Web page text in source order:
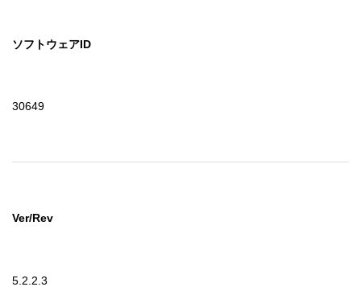
ソフトウェアID
30649
Ver/Rev
5.2.2.3